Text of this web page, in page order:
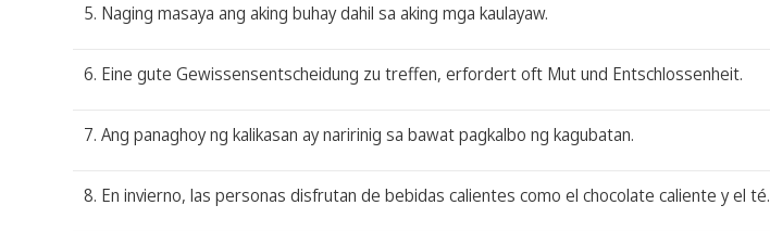
5. Naging masaya ang aking buhay dahil sa aking mga kaulayaw.
6. Eine gute Gewissensentscheidung zu treffen, erfordert oft Mut und Entschlossenheit.
7. Ang panaghoy ng kalikasan ay naririnig sa bawat pagkalbo ng kagubatan.
8. En invierno, las personas disfrutan de bebidas calientes como el chocolate caliente y el té.